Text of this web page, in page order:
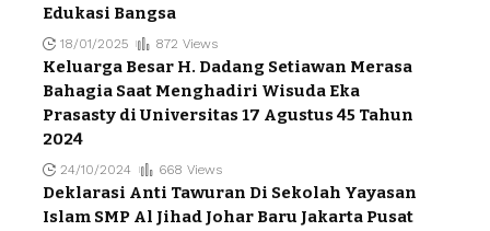
Edukasi Bangsa
18/01/2025 872 Views
Keluarga Besar H. Dadang Setiawan Merasa
Bahagia Saat Menghadiri Wisuda Eka
Prasasty di Universitas 17 Agustus 45 Tahun
2024
24/10/2024 668 Views
Deklarasi Anti Tawuran Di Sekolah Yayasan
Islam SMP Al Jihad Johar Baru Jakarta Pusat